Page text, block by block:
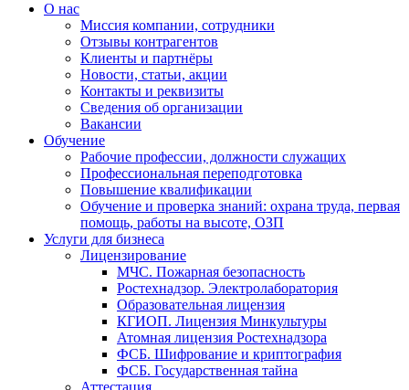
О нас
Миссия компании, сотрудники
Отзывы контрагентов
Клиенты и партнёры
Новости, статьи, акции
Контакты и реквизиты
Сведения об организации
Вакансии
Обучение
Рабочие профессии, должности служащих
Профессиональная переподготовка
Повышение квалификации
Обучение и проверка знаний: охрана труда, первая
помощь, работы на высоте, ОЗП
Услуги для бизнеса
Лицензирование
МЧС. Пожарная безопасность
Ростехнадзор. Электролаборатория
Образовательная лицензия
КГИОП. Лицензия Минкультуры
Атомная лицензия Ростехнадзора
ФСБ. Шифрование и криптография
ФСБ. Государственная тайна
Аттестация